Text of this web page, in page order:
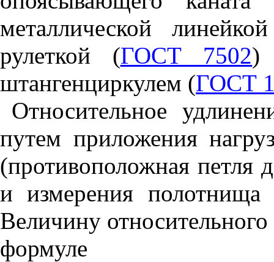
металлической
рулеткой (ГОСТ 7502)
штангенциркулем (ГОСТ
Относительное
путем приложения
(противоположная петля
и измерения
Величину
формуле